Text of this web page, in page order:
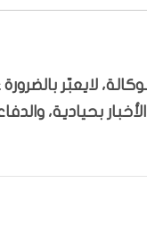
لايعبّر
بحيادية،